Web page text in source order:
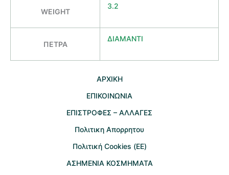
WEIGHT
3.2
ΠΕΤΡΑ
ΔΙΑΜΑΝΤΙ
AΡΧΙΚΗ
ΕΠΙΚΟΙΝΩΝΙΑ
EΠΙΣΤΡΟΦΕΣ – ΑΛΛΑΓΕΣ
Πολιτικη Απορρητου
Πολιτική Cookies (ΕΕ)
ΑΣΗΜΕΝΙΑ ΚΟΣΜΗΜΑΤΑ